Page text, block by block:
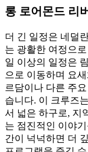
롱 로어몬드 리
더 긴 일정은 네덜
는 광활한 여정으
일 이상의 일정은
으로 이동하며 요
르담이나 다른 주
습니다. 이 크루즈
서 넓은 하구로, 지
는 점진적인 이야
간이 넉넉하면 더